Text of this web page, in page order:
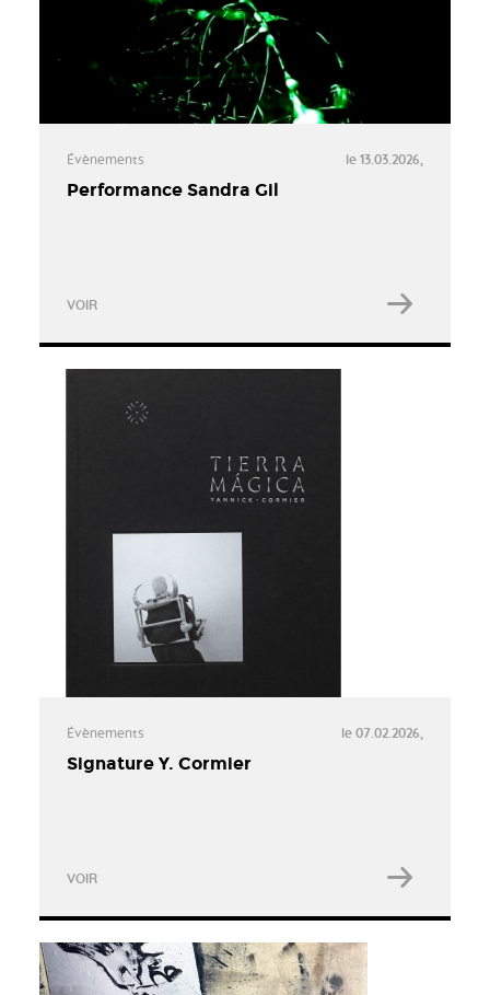
Évènements le 13.03.2026,
Performance Sandra Gil
VOIR
Évènements le 07.02.2026,
Signature Y. Cormier
VOIR